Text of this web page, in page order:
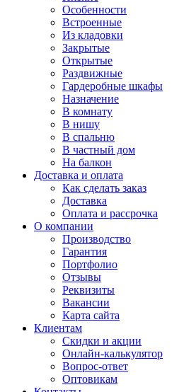
Особенности
Встроенные
Из кладовки
Закрытые
Открытые
Раздвижные
Гардеробные шкафы
Назначение
В комнату
В нишу
В спальню
В частный дом
На балкон
Доставка и оплата
Как сделать заказ
Доставка
Оплата и рассрочка
О компании
Производство
Гарантия
Портфолио
Отзывы
Реквизиты
Вакансии
Карта сайта
Клиентам
Скидки и акции
Онлайн-калькулятор
Вопрос-ответ
Оптовикам